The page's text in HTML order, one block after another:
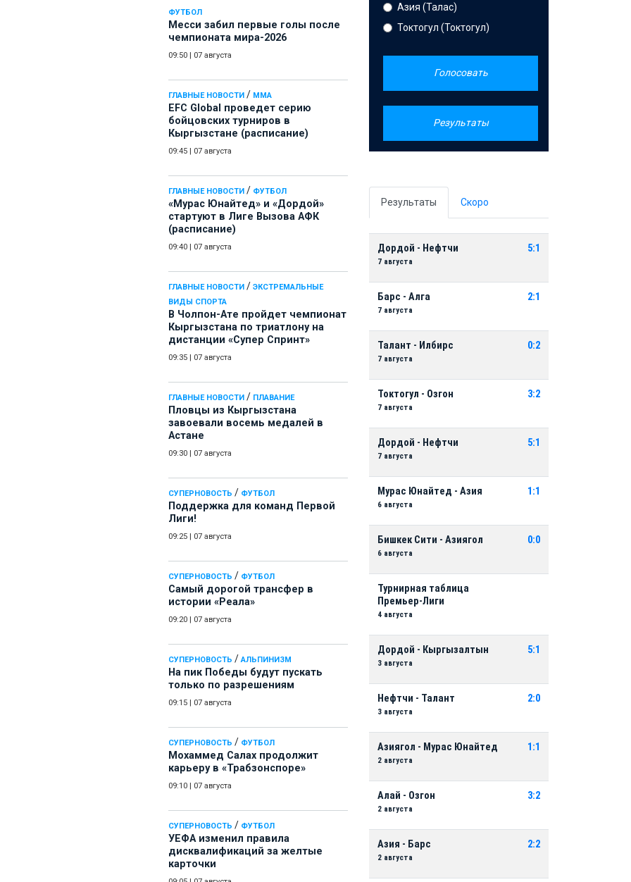
ФУТБОЛ
Месси забил первые голы после
чемпионата мира-2026
09:50 07 августа
ГЛАВНЫЕ НОВОСТИ / ММА
EFC Global проведет серию
бойцовских турниров в
Кыргызстане (расписание)
09:45 07 августа
ГЛАВНЫЕ НОВОСТИ / ФУТБОЛ
«Мурас Юнайтед» и «Дордой»
стартуют в Лиге Вызова АФК
(расписание)
09:40 07 августа
ГЛАВНЫЕ НОВОСТИ / ЭКСТРЕМАЛЬНЫЕ
ВИДЫ СПОРТА
В Чолпон-Ате пройдет чемпионат
Кыргызстана по триатлону на
дистанции «Супер Спринт»
09:35 07 августа
ГЛАВНЫЕ НОВОСТИ / ПЛАВАНИЕ
Пловцы из Кыргызстана
завоевали восемь медалей в
Астане
09:30 07 августа
СУПЕРНОВОСТЬ / ФУТБОЛ
Поддержка для команд Первой
Лиги!
09:25 07 августа
СУПЕРНОВОСТЬ / ФУТБОЛ
Самый дорогой трансфер в
истории «Реала»
09:20 07 августа
СУПЕРНОВОСТЬ / АЛЬПИНИЗМ
На пик Победы будут пускать
только по разрешениям
09:15 07 августа
СУПЕРНОВОСТЬ / ФУТБОЛ
Мохаммед Салах продолжит
карьеру в «Трабзонспоре»
09:10 07 августа
СУПЕРНОВОСТЬ / ФУТБОЛ
УЕФА изменил правила
дисквалификаций за желтые
карточки
Азия (Талас)
Токтогул (Токтогул)
Голосовать
Результаты
Результаты Скоро
Дордой - Нефтчи
7 августа
5:1
Барс - Алга
7 августа
2:1
Талант - Илбирс
7 августа
0:2
Токтогул - Озгон
7 августа
3:2
Дордой - Нефтчи
7 августа
5:1
Мурас Юнайтед - Азия
6 августа
1:1
Бишкек Сити - Азиягол
6 августа
0:0
Турнирная таблица
Премьер-Лиги
4 августа
Дордой - Кыргызалтын
3 августа
5:1
Нефтчи - Талант
3 августа
2:0
Азиягол - Мурас Юнайтед
2 августа
1:1
Алай - Озгон
2 августа
3:2
Азия - Барс
2 августа
2:2